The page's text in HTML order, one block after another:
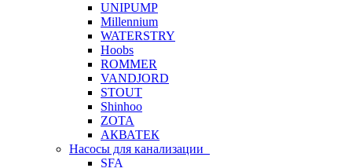
UNIPUMP
Millennium
WATERSTRY
Hoobs
ROMMER
VANDJORD
STOUT
Shinhoo
ZOTA
АКВАТЕК
Насосы для канализации
SFA